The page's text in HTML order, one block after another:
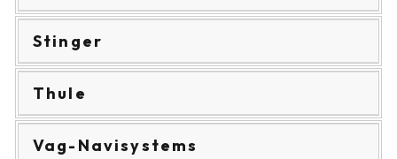
Stinger
Thule
Vag-Navisystems